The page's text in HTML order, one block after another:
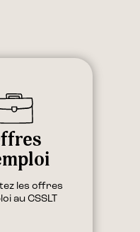
les offres
au CSSLT